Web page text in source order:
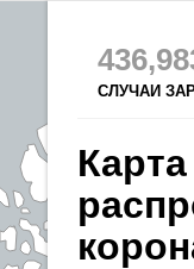
СЛУЧАИ
Карта